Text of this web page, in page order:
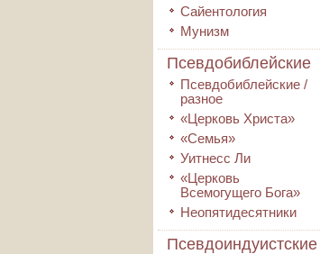
Сайентология
Мунизм
Псевдобиблейские
Псевдобиблейские /
разное
«Церковь Христа»
«Семья»
Уитнесс Ли
«Церковь
Всемогущего Бога»
Неопятидесятники
Псевдоиндуистские